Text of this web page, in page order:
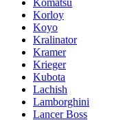
Komatsu
Korloy
Koyo
Kralinator
Kramer
Krieger
Kubota
Lachish
Lamborghini
Lancer Boss